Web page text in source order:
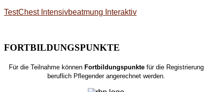
TestChest Intensivbeatmung Interaktiv
FORTBILDUNGSPUNKTE
Für die Teilnahme könnenFortbildungspunktefür die Registrierung
beruflich Pflegender angerechnet werden.